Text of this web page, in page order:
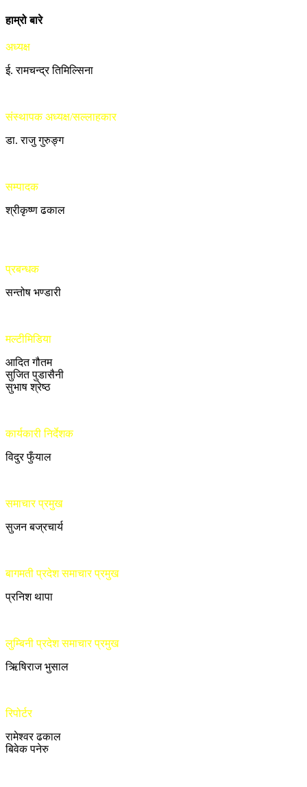
हाम्रो बारे
अध्यक्ष
ई. रामचन्द्र तिमिल्सिना
संस्थापक अध्यक्ष/सल्लाहकार
डा. राजु गुरुङ्ग
सम्पादक
श्रीकृष्ण ढकाल
प्रबन्धक
सन्तोष भण्डारी
मल्टीमिडिया
आदित गौतम
सुजित पुडासैनी
सुभाष श्रेष्ठ
कार्यकारी निर्देशक
विदुर फुँयाल
समाचार प्रमुख
सुजन बज्रचार्य
बागमती प्रदेश समाचार प्रमुख
प्रनिश थापा
लुम्बिनी प्रदेश समाचार प्रमुख
ऋिषिराज भुसाल
रिपोर्टर
रामेश्वर ढकाल
बिवेक पनेरु